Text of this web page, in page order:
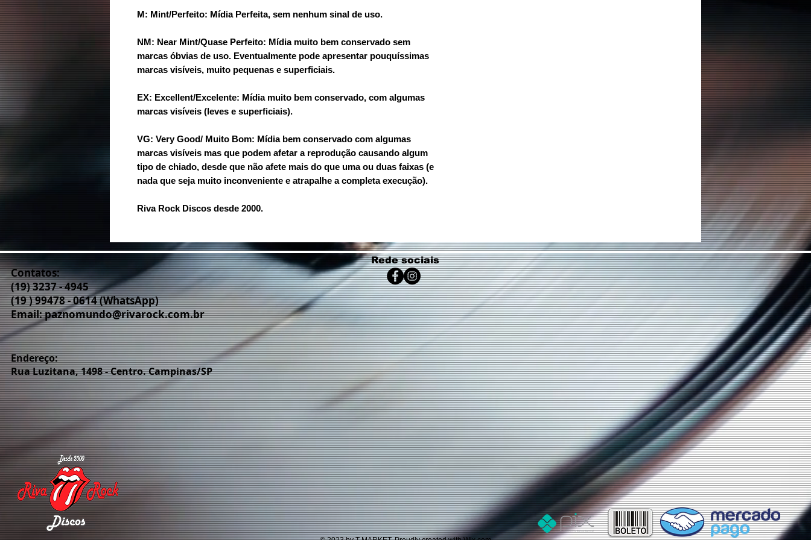
M: Mint/Perfeito: Mídia Perfeita, sem nenhum sinal de uso.
NM: Near Mint/Quase Perfeito: Mídia muito bem conservado sem
marcas óbvias de uso. Eventualmente pode apresentar pouquíssimas
marcas visíveis, muito pequenas e superficiais.
EX: Excellent/Excelente: Mídia muito bem conservado, com algumas
marcas visíveis (leves e superficiais).
VG: Very Good/ Muito Bom: Mídia bem conservado com algumas
marcas visíveis mas que podem afetar a reprodução causando algum
tipo de chiado, desde que não afete mais do que uma ou duas faixas (e
nada que seja muito inconveniente e atrapalhe a completa execução).
Riva Rock Discos desde 2000.
Rede sociais
Contatos:
(19) 3237 - 4945
(19 ) 99478 - 0614 (WhatsApp)
Email:paznomundo@rivarock.com.br
Endereço:
Rua Luzitana, 1498 - Centro. Campinas/SP